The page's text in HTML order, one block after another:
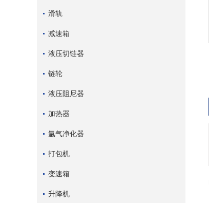
滑轨
减速箱
液压切链器
链轮
液压阻尼器
加热器
氩气净化器
打包机
变速箱
升降机